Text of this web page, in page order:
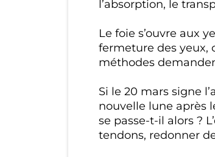
l’absorption, le
Le foie s’ouvre aux
fermeture des yeux,
méthodes
Si le 20 mars signe
nouvelle lune après
se passe-t-il alors ?
tendons, redonner